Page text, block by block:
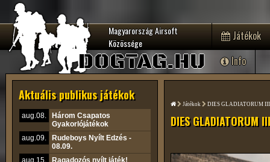
Magyarország Airsoft
Közössége
DOGTAG.HU
Játékok
Info
Aktuális publikus játékok
aug.08.
Három Csapatos
Gyakorlójátékok
aug.09.
Rudeboys Nyílt Edzés -
08.09.
aug.15.
Ragadozós nyílt játék!
Játékok DIES GLADIATORUM
DIES GLADIATORUM